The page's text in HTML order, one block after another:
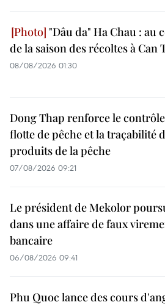
"Dâu da" Ha Chau : au
de la saison des récoltes à Can
08/08/2026 01:30
Dong Thap renforce le
flotte de pêche et la traçabilité
produits de la pêche
07/08/2026 09:21
Le président de Mekolor
dans une affaire de faux
bancaire
06/08/2026 09:41
Phu Quoc lance des cours